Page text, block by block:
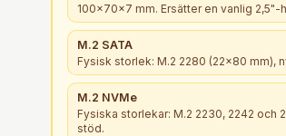
100×70×7 mm. Ersätter en vanlig 2,5"-
M.2 SATA
Fysisk storlek: M.2 2280 (22×80 mm),
M.2 NVMe
Fysiska storlekar: M.2 2230, 2242 och
stöd.